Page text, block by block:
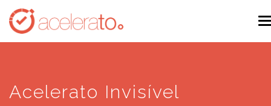
Skip
main
Acelerato Invisível